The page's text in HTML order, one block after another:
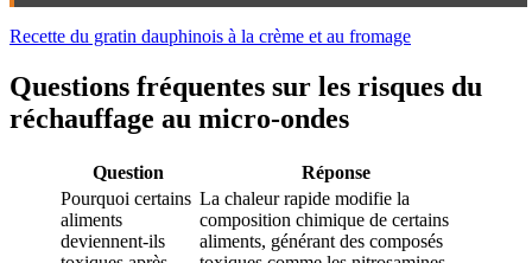
Recette du gratin dauphinois à la crème et au fromage
Questions fréquentes sur les risques du
réchauffage au micro-ondes
Question
Réponse
Pourquoi certains
aliments
deviennent-ils
La chaleur rapide modifie la
composition chimique de certains
aliments, générant des composés